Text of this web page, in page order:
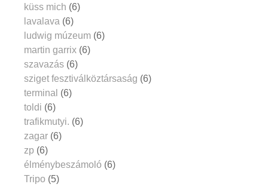
küss mich (6)
lavalava (6)
ludwig múzeum (6)
martin garrix (6)
szavazás (6)
sziget fesztiválköztársaság (6)
terminal (6)
toldi (6)
trafikmutyi. (6)
zagar (6)
zp (6)
élménybeszámoló (6)
Tripo (5)